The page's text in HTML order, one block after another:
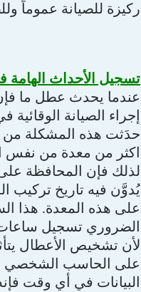
ركيزة للصيانة عموماً
تسجيل الأحداث الهامة
عندما يحدث عطل ما
إجراء الصيانة
حدَثت هذه المشكلة من
اكثر من معدة من نفس
لذلك فإن المحافظة
يُدوَّن فيه تاريخ تركيب
على هذه المعدة. هذا
الضروري تسجيل ساعات
لأن تشخيص الأعطال
على الحاسب الشخصي
البيانات في أي وقت